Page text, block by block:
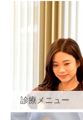
診療メニュー